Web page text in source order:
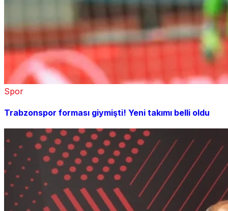
Spor
Trabzonspor forması giymişti! Yeni takımı belli oldu